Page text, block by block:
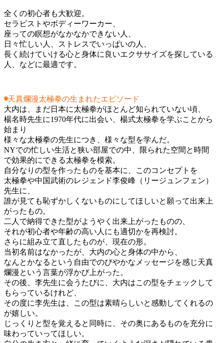
全くの初心者も大歓迎。
セラピストやボディーワーカー、
座っての瞑想がなかなかできない人、
日々忙しい人、ストレスでいっぱいの人、
長く続けていける心と身体に良いエクササイズを探している
人、などに最適です。
◉天真爛漫太極拳の生まれたエピソード
大内は、まだ日本に太極拳がほとんど知られていない頃、
楊名時先生に1970年代に出会い、楊式太極拳を学ぶことから
始まり
様々な太極拳の先生につき、様々な型を学んだ。
NYでの忙しい生活と狭い部屋での中、限られた空間と時間
で効果的にできる太極拳を模索。
自分なりの型を作ったものを基本に、このコンセプトを
太極拳や中国武術のレジェンド李俊峰（リージュンフェン）
先生に、
誰が見ても恥ずかしくないものにしてほしいと願って出来上
がったもの。
二人で納得できた型がようやく出来上がったものの、
それが初心者や年齢の高い人にも適切かを再検討。
さらに組み立て直したものが、現在の形。
当初名前はなかったが、大内の心と身体の中から、
なんとかなるという自由でのびやかなメッセージを感じ天真
爛漫という言葉が浮かび上がった。
その後、李先生に会うたびに、大内はこの型をチェックして
もらっているけれど、
その度に李先生は、この型は素晴らしいと感動してくれるの
が嬉しい。
じっくりと型を覚えると同時に、その奥にあるものを充分に
味わっていってほしい。